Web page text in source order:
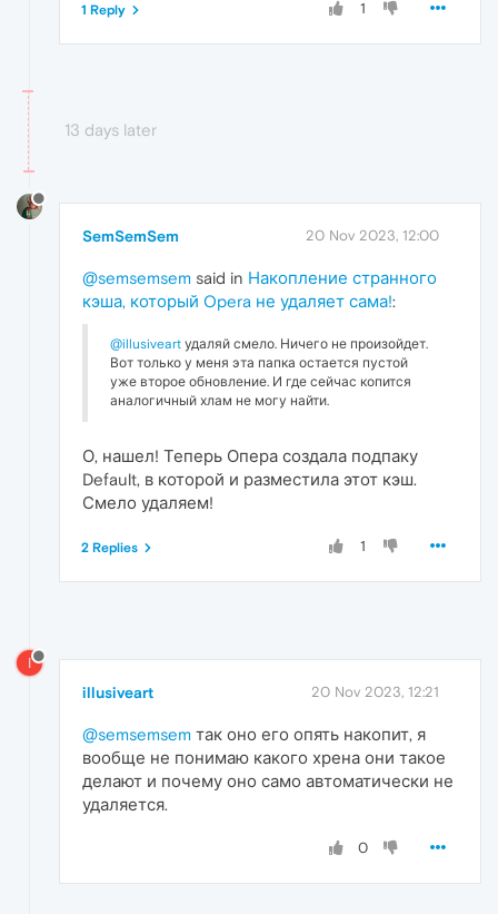
1
1 Reply
13 days later
SemSemSem 20 Nov 2023, 12:00
@semsemsem said in Накопление странного
кэша, который Opera не удаляет сама!:
@illusiveart удаляй смело. Ничего не произойдет.
Вот только у меня эта папка остается пустой
уже второе обновление. И где сейчас копится
аналогичный хлам не могу найти.
О, нашел! Теперь Опера создала подпаку
Default, в которой и разместила этот кэш.
Смело удаляем!
1
2 Replies
I
illusiveart 20 Nov 2023, 12:21
@semsemsem так оно его опять накопит, я
вообще не понимаю какого хрена они такое
делают и почему оно само автоматически не
удаляется.
0